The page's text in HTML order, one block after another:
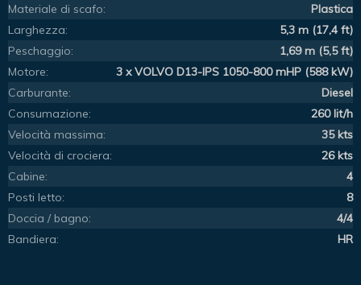
Materiale di scafo:
Plastica
Larghezza:
5,3 m (17,4 ft)
Peschaggio:
1,69 m (5,5 ft)
Motore:
3 x VOLVO D13-IPS 1050-800 mHP (588 kW)
Carburante:
Diesel
Consumazione:
260 lit/h
Velocità massima:
35 kts
Velocità di crociera:
26 kts
Cabine:
4
Posti letto:
8
Doccia / bagno:
4/4
Bandiera:
HR